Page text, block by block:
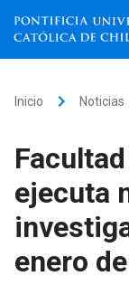
Facultades,
institutos
Investigación
Inicio keyboard_arrow_right Noticias
ejecuta
enero